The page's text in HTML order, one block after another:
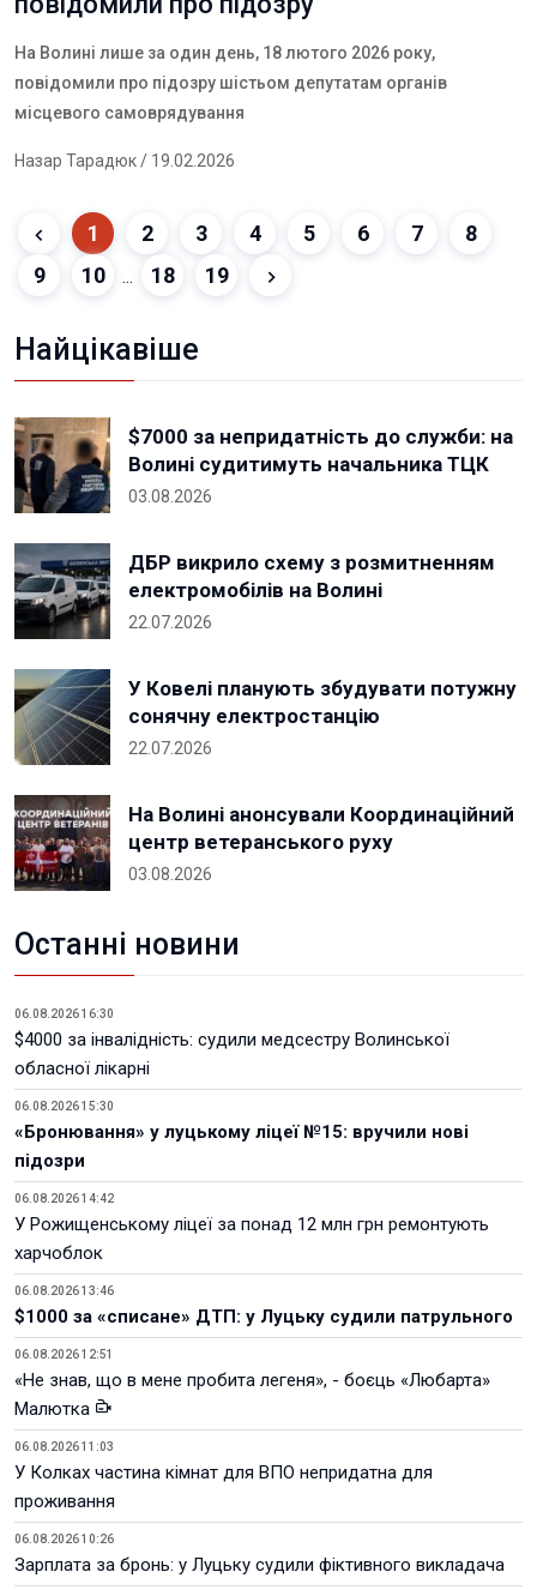
На Волині лише за один день, 18 лютого 2026 року,
повідомили про підозру шістьом депутатам органів
місцевого самоврядування
Назар Тарадюк/ 19.02.2026
1 2 3 4 5 6 7
8
9
10 ... 18 19
Найцікавіше
$7000 за непридатність до служби: на
Волині судитимуть начальника ТЦК
03.08.2026
ДБР викрило схему з розмитненням
електромобілів на Волині
22.07.2026
У Ковелі планують збудувати потужну
сонячну електростанцію
22.07.2026
На Волині анонсували Координаційний
центр ветеранського руху
03.08.2026
Останні новини
06.08.2026 16:30
$4000 за інвалідність: судили медсестру Волинської
обласної лікарні
06.08.2026 15:30
«Бронювання» у луцькому ліцеї №15: вручили нові
підозри
06.08.2026 14:42
У Рожищенському ліцеї за понад 12 млн грн ремонтують
харчоблок
06.08.2026 13:46
$1000 за «списане» ДТП: у Луцьку судили патрульного
06.08.2026 12:51
«Не знав, що в мене пробита легеня», - боєць «Любарта»
Малютка
06.08.2026 11:03
У Колках частина кімнат для ВПО непридатна для
проживання
06.08.2026 10:26
Зарплата за бронь: у Луцьку судили фіктивного викладача